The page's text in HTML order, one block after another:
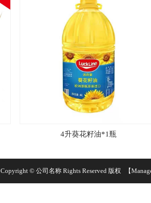
4升葵花籽油*1瓶
Copyright © 公司名称 Rights Reserved 版权 【